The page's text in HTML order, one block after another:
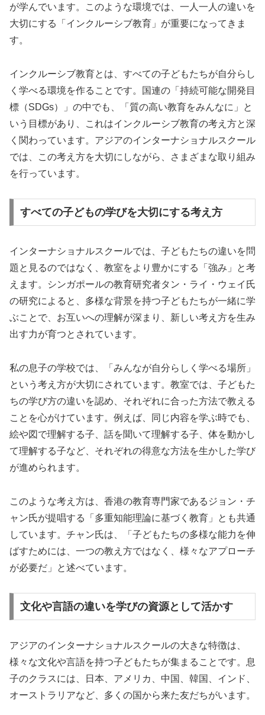
が学んでいます。このような環境では、一人一人の違いを
大切にする「インクルーシブ教育」が重要になってきま
す。
インクルーシブ教育とは、すべての子どもたちが自分らし
く学べる環境を作ることです。国連の「持続可能な開発目
標（SDGs）」の中でも、「質の高い教育をみんなに」と
いう目標があり、これはインクルーシブ教育の考え方と深
く関わっています。アジアのインターナショナルスクール
では、この考え方を大切にしながら、さまざまな取り組み
を行っています。
すべての子どもの学びを大切にする考え方
インターナショナルスクールでは、子どもたちの違いを問
題と見るのではなく、教室をより豊かにする「強み」と考
えます。シンガポールの教育研究者タン・ライ・ウェイ氏
の研究によると、多様な背景を持つ子どもたちが一緒に学
ぶことで、お互いへの理解が深まり、新しい考え方を生み
出す力が育つとされています。
私の息子の学校では、「みんなが自分らしく学べる場所」
という考え方が大切にされています。教室では、子どもた
ちの学び方の違いを認め、それぞれに合った方法で教える
ことを心がけています。例えば、同じ内容を学ぶ時でも、
絵や図で理解する子、話を聞いて理解する子、体を動かし
て理解する子など、それぞれの得意な方法を生かした学び
が進められます。
このような考え方は、香港の教育専門家であるジョン・チ
ャン氏が提唱する「多重知能理論に基づく教育」とも共通
しています。チャン氏は、「子どもたちの多様な能力を伸
ばすためには、一つの教え方ではなく、様々なアプローチ
が必要だ」と述べています。
文化や言語の違いを学びの資源として活かす
アジアのインターナショナルスクールの大きな特徴は、
様々な文化や言語を持つ子どもたちが集まることです。息
子のクラスには、日本、アメリカ、中国、韓国、インド、
オーストラリアなど、多くの国から来た友だちがいます。